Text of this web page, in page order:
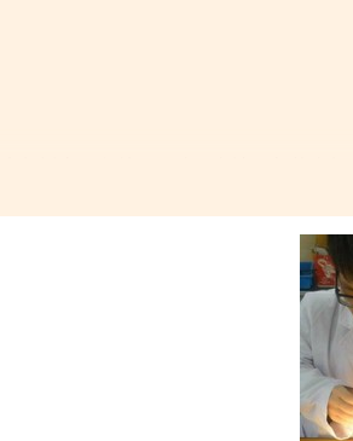
包括實習和義工服務。在這兩年的高級
、和藥理學等不同專業範疇，讓我獲益
堂上，學生還能夠學習配藥及病人諮
意為學生進行升學資詢及指導，讓學生
持和關心。總括而言，在這兩年的校